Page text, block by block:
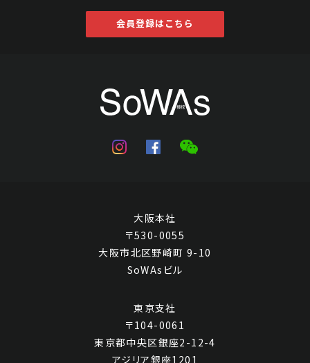
会員登録はこちら
大阪本社
〒530-0055
大阪市北区野崎町 9-10
SoWAsビル
東京支社
〒104-0061
東京都中央区銀座2-12-4
アジリア銀座1201